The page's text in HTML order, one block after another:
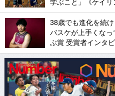
学ぶこと」《ケイリ
38歳でも進化を続
バスケが上手くな
ぶ賞 受賞者インタビ